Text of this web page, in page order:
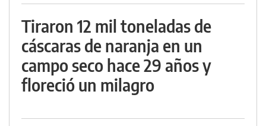
Tiraron 12 mil toneladas de
cáscaras de naranja en un
campo seco hace 29 años y
floreció un milagro